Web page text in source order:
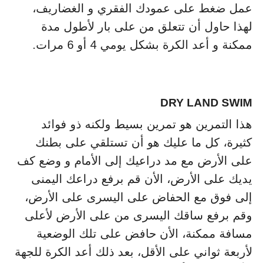
عمل ضغط على عمودك الفقري و الغضاريف،
لهذا حاول أن تتعلق من على بار لأطول مدة
ممكنة و أعد الكرة بشكل يومي 4 أو 6 مرات.
DRY LAND SWIM
هذا التمرين هو تمرين بسيط ولكنه ذو فوائد
كثيرة، كل ما عليك هو أن تستلقي على بطنك
على الأرض مع مد دراعيك إلى الأمام و وضع كف
يديك على الأرض، الأن قم برفع دراعك اليمنى
إلى فوق مع الحفاض على اليسرى على الأرض،
وقم برفع ساقك اليسرى من على الأرض لأعلى
مسافة ممكنة، الأن حافض على تلك الوضعية
لأربعة ثواني على الأقل، بعد ذلك أعد الكرة للجهة